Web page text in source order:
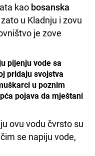
kao bosanska
u Kladnju i zovu
je zove
pijenju vode sa
pridaju svojstva
u poznim
pojava da mještani
ovu vodu čvrsto su
se napiju vode,